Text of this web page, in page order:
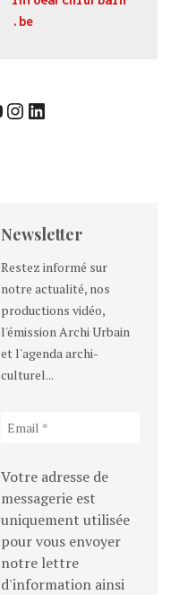
.be
InstagramLinkedIn
Newsletter
Restez informé sur
notre actualité, nos
productions vidéo,
l'émission Archi Urbain
et l'agenda archi-
culturel...
Votre adresse de
messagerie est
uniquement utilisée
pour vous envoyer
notre lettre
d'information ainsi